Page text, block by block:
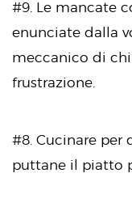
#9. Le mancate
enunciate dalla
meccanico di
frustrazione.
#8. Cucinare per
puttane il piatto